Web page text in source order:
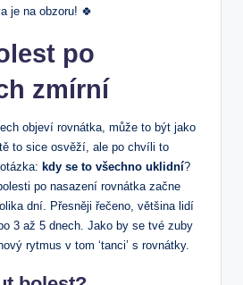
je na obzoru! 🍀
po
zmírní
objeví rovnátka, může to být jako
to sice osvěží, ale po chvíli to
kdy se to všechno uklidní?
po nasazení rovnátka začne
dní. Přesněji řečeno, většina lidí
3 až 5 dnech. Jako by se tvé zuby
rytmus v tom ‘tanci’ s rovnátky.